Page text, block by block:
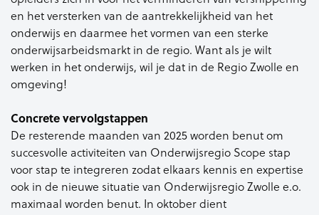
en het versterken van de aantrekkelijkheid van het
onderwijs en daarmee het vormen van een sterke
onderwijsarbeidsmarkt in de regio. Want als je wilt
werken in het onderwijs, wil je dat in de Regio Zwolle en
omgeving!
Concrete vervolgstappen
De resterende maanden van 2025 worden benut om
succesvolle activiteiten van Onderwijsregio Scope stap
voor stap te integreren zodat elkaars kennis en expertise
ook in de nieuwe situatie van Onderwijsregio Zwolle e.o.
maximaal worden benut. In oktober dient